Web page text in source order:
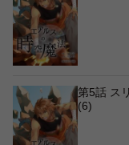
第5話 ス
(6)